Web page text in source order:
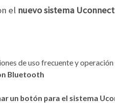
el nuevo sistema
de uso frecuente y
Bluetooth
un botón para el sistema